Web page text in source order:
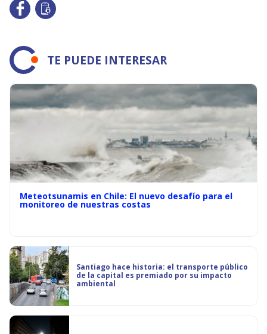
TE PUEDE INTERESAR
Meteotsunamis en Chile: El nuevo desafío para el
monitoreo de nuestras costas
Santiago hace historia: el transporte público
de la capital es premiado por su impacto
ambiental